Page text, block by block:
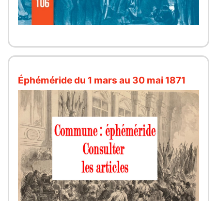
Éphéméride du 1 mars au 30 mai 1871